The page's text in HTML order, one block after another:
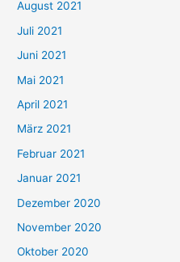
n
a
c
h
:
August 2021
Juli 2021
Juni 2021
Mai 2021
April 2021
März 2021
Februar 2021
Januar 2021
Dezember 2020
November 2020
Oktober 2020